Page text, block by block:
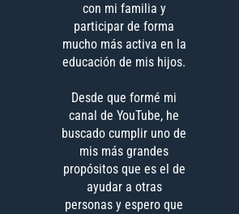
con mi familia y
participar de forma
mucho más activa en la
educación de mis hijos.
Desde que formé mi
canal de YouTube, he
buscado cumplir uno de
mis más grandes
propósitos que es el de
ayudar a otras
personas y espero que